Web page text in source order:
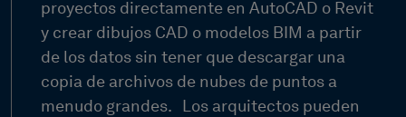
proyectos directamente en AutoCAD o Revit
y crear dibujos CAD o modelos BIM a partir
de los datos sin tener que descargar una
copia de archivos de nubes de puntos a
menudo grandes.
Los arquitectos pueden